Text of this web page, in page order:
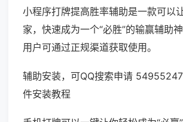
小程序打牌提高胜率辅助是一款可以
家，快速成为一个“必胜”的输赢辅助
用户可通过正规渠道获取使用。
辅助安装，可QQ搜索申请
件安装教程